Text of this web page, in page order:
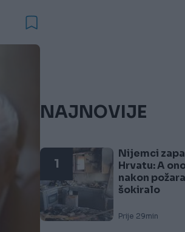
NAJNOVIJE
1
Nijemci
Hrvatu: A
nakon
šokiralo
Prije 29min